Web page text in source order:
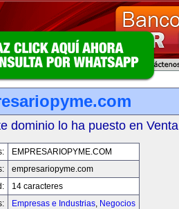
dominio lo ha puesto en Venta
EMPRESARIOPYME.COM
empresariopyme.com
14 caracteres
Empresas e Industrias, Negocios